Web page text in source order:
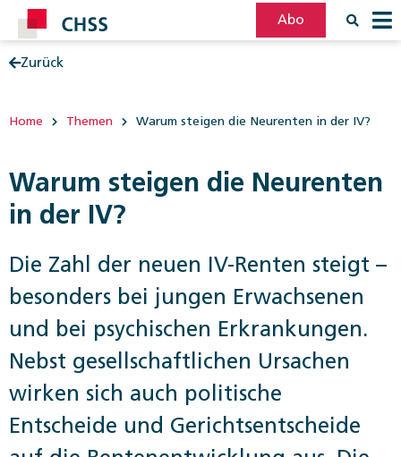
Abo
Zurück
Home Themen Warum steigen die Neurenten in der IV?
Warum steigen die Neurenten
in der IV?
Die Zahl der neuen IV-Renten steigt –
besonders bei jungen Erwachsenen
und bei psychischen Erkrankungen.
Nebst gesellschaftlichen Ursachen
wirken sich auch politische
Entscheide und Gerichtsentscheide